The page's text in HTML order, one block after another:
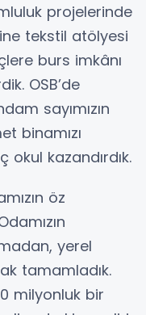
projelerinde
tekstil atölyesi
burs imkânı
OSB’de
sayımızın
binamızı
kazandırdık.
öz
yerel
tamamladık.
milyonluk bir